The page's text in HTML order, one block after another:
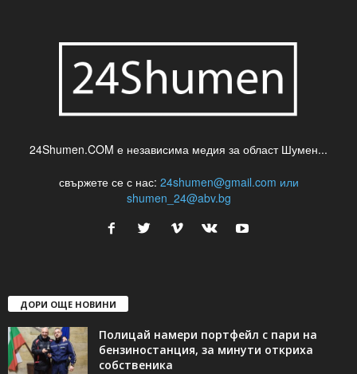
24Shumen.COM е независима медия за област Шумен...
свържете се с нас: 24shumen@gmail.com или
shumen_24@abv.bg
ДОРИ ОЩЕ НОВИНИ
Полицай намери портфейл с пари на
бензиностанция, за минути откриха
собственика